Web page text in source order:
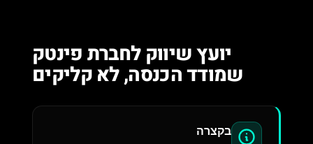
יועץ שיווק לחברת פינטק
שמודד הכנסה, לא קליקים
בקצרה